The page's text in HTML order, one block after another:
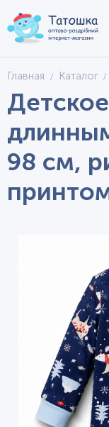
Главная Каталог
98 см,